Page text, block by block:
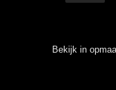
Bekijk in